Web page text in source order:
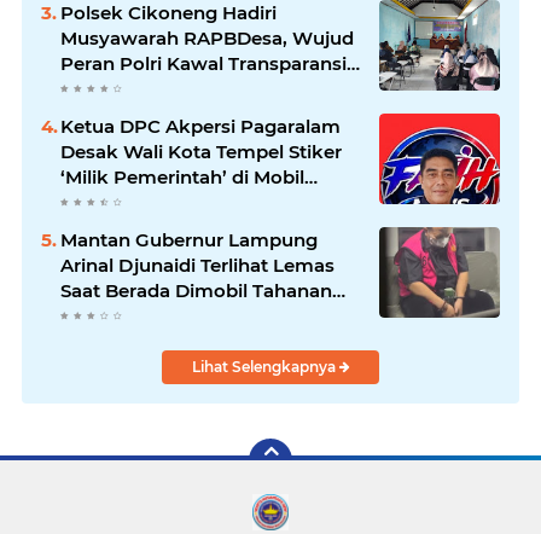
Polsek Cikoneng Hadiri
Musyawarah RAPBDesa, Wujud
Peran Polri Kawal Transparansi
dan Kamtibmas Desa
Sindangkasih
Ketua DPC Akpersi Pagaralam
Desak Wali Kota Tempel Stiker
‘Milik Pemerintah’ di Mobil
Dinas, Cegah Penyalahgunaan
Mantan Gubernur Lampung
Arinal Djunaidi Terlihat Lemas
Saat Berada Dimobil Tahanan
Kejati Lampung
Lihat Selengkapnya